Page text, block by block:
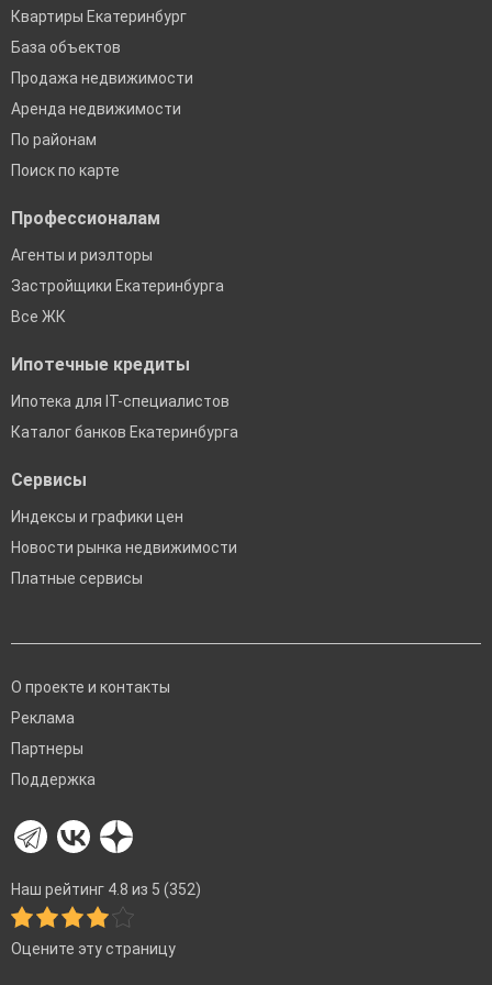
Квартиры Екатеринбург
База объектов
Продажа недвижимости
Аренда недвижимости
По районам
Поиск по карте
Профессионалам
Агенты и риэлторы
Застройщики Екатеринбурга
Все ЖК
Ипотечные кредиты
Ипотека для IT-специалистов
Каталог банков Екатеринбурга
Сервисы
Индексы и графики цен
Новости рынка недвижимости
Платные сервисы
О проекте и контакты
Реклама
Партнеры
Поддержка
Наш рейтинг 4.8 из 5 (352)
Оцените эту страницу